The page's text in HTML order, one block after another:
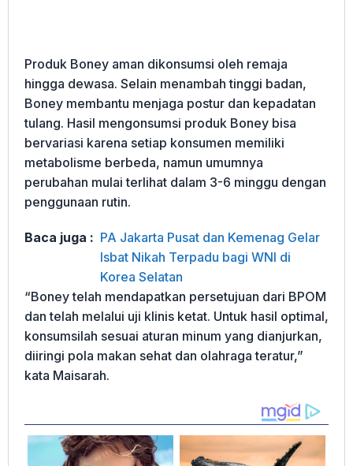
Produk Boney aman dikonsumsi oleh remaja
hingga dewasa. Selain menambah tinggi badan,
Boney membantu menjaga postur dan kepadatan
tulang. Hasil mengonsumsi produk Boney bisa
bervariasi karena setiap konsumen memiliki
metabolisme berbeda, namun umumnya
perubahan mulai terlihat dalam 3-6 minggu dengan
penggunaan rutin.
Baca juga : PA Jakarta Pusat dan Kemenag Gelar
Isbat Nikah Terpadu bagi WNI di
Korea Selatan
“Boney telah mendapatkan persetujuan dari BPOM
dan telah melalui uji klinis ketat. Untuk hasil optimal,
konsumsilah sesuai aturan minum yang dianjurkan,
diiringi pola makan sehat dan olahraga teratur,”
kata Maisarah.